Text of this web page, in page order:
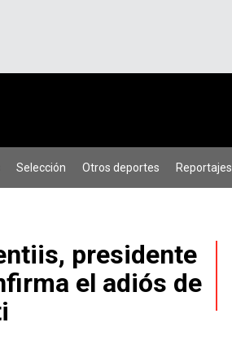
Selección Otros deportes Reportajes
presidente
el adiós de